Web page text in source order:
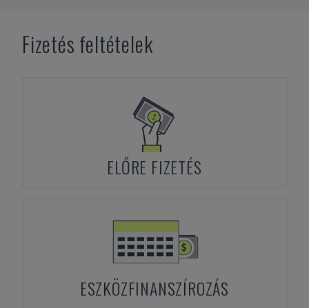
Fizetés feltételek
ELŐRE FIZETÉS
ESZKÖZFINANSZÍROZÁS